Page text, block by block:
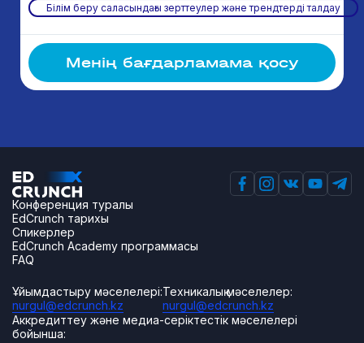
Білім беру саласындағы зерттеулер және трендтерді талдау
Менің бағдарламама қосу
Конференция туралы
EdCrunch тарихы
Спикерлер
EdCrunch Academy программасы
FAQ
Ұйымдастыру мәселелері:
nurgul@edcrunch.kz
Техникалық мәселелер:
nurgul@edcrunch.kz
Аккредиттеу және медиа-серіктестік мәселелері
бойынша: